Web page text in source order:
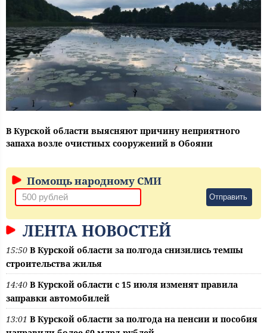
В Курской области выясняют причину неприятного
запаха возле очистных сооружений в Обояни
Помощь народному СМИ
Отправить
ЛЕНТА НОВОСТЕЙ
15:50 В Курской области за полгода снизились темпы
строительства жилья
14:40 В Курской области с 15 июля изменят правила
заправки автомобилей
13:01 В Курской области за полгода на пенсии и пособия